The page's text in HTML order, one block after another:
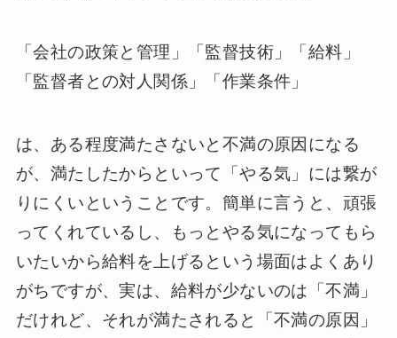
「会社の政策と管理」「監督技術」「給料」
「監督者との対人関係」「作業条件」
は、ある程度満たさないと不満の原因になる
が、満たしたからといって「やる気」には繋が
りにくいということです。簡単に言うと、頑張
ってくれているし、もっとやる気になってもら
いたいから給料を上げるという場面はよくあり
がちですが、実は、給料が少ないのは「不満」
だけれど、それが満たされると「不満の原因」